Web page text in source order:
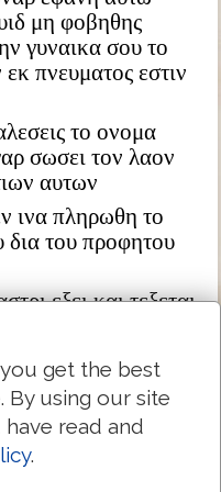
μη φοβηθης
γυναικα σου το
πνευματος εστιν
το ονομα
σωσει τον λαον
αυτων
ινα πληρωθη το
δια του προφητου
εξει και τεξεται
ονομα αυτου
μεθ
απο του υπνου
αυτω ο αγγελος
γυναικα αυτου
get the best
By using our site
read and
.